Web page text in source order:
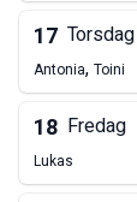
17 Torsdag
Antonia, Toini
18 Fredag
Lukas